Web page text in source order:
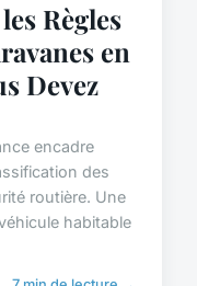
Règles
en
Devez
encadre
des
routière. Une
habitable